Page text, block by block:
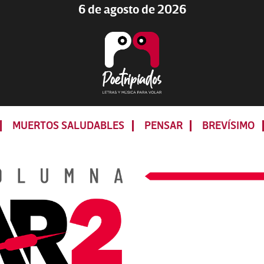
6 de agosto de 2026
LETRAS
Y
VOLAR
MUERTOS SALUDABLES PENSAR BREVÍSIMO